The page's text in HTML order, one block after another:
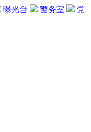
曝光台 警务室
党